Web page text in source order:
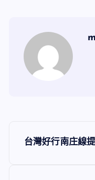
文台灣好行南庄線